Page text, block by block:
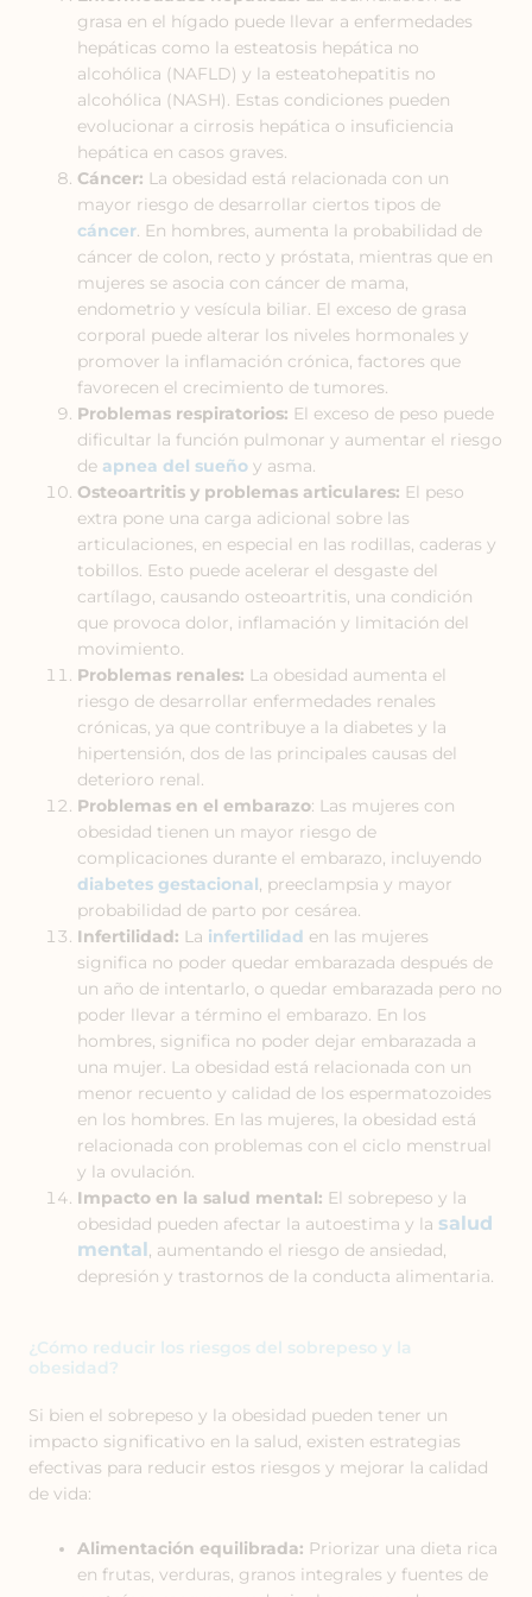
grasa en el hígado puede llevar a enfermedades
hepáticas como la esteatosis hepática no
alcohólica (NAFLD) y la esteatohepatitis no
alcohólica (NASH). Estas condiciones pueden
evolucionar a cirrosis hepática o insuficiencia
hepática en casos graves.
Cáncer: La obesidad está relacionada con un
mayor riesgo de desarrollar ciertos tipos de
cáncer . En hombres, aumenta la probabilidad de
cáncer de colon, recto y próstata, mientras que en
mujeres se asocia con cáncer de mama,
endometrio y vesícula biliar. El exceso de grasa
corporal puede alterar los niveles hormonales y
promover la inflamación crónica, factores que
favorecen el crecimiento de tumores.
Problemas respiratorios: El exceso de peso puede
dificultar la función pulmonar y aumentar el riesgo
de apnea del sueño y asma.
Osteoartritis y problemas articulares: El peso
extra pone una carga adicional sobre las
articulaciones, en especial en las rodillas, caderas y
tobillos. Esto puede acelerar el desgaste del
cartílago, causando osteoartritis, una condición
que provoca dolor, inflamación y limitación del
movimiento.
Problemas renales: La obesidad aumenta el
riesgo de desarrollar enfermedades renales
crónicas, ya que contribuye a la diabetes y la
hipertensión, dos de las principales causas del
deterioro renal.
Problemas en el embarazo: Las mujeres con
obesidad tienen un mayor riesgo de
complicaciones durante el embarazo, incluyendo
diabetes gestacional , preeclampsia y mayor
probabilidad de parto por cesárea.
Infertilidad: La infertilidad en las mujeres
significa no poder quedar embarazada después de
un año de intentarlo, o quedar embarazada pero no
poder llevar a término el embarazo. En los
hombres, significa no poder dejar embarazada a
una mujer. La obesidad está relacionada con un
menor recuento y calidad de los espermatozoides
en los hombres. En las mujeres, la obesidad está
relacionada con problemas con el ciclo menstrual
y la ovulación.
Impacto en la salud mental: El sobrepeso y la
obesidad pueden afectar la autoestima y la salud
mental , aumentando el riesgo de ansiedad,
depresión y trastornos de la conducta alimentaria.
¿Cómo reducir los riesgos del sobrepeso y la
obesidad?
Si bien el sobrepeso y la obesidad pueden tener un
impacto significativo en la salud, existen estrategias
efectivas para reducir estos riesgos y mejorar la calidad
de vida:
Alimentación equilibrada: Priorizar una dieta rica
en frutas, verduras, granos integrales y fuentes de